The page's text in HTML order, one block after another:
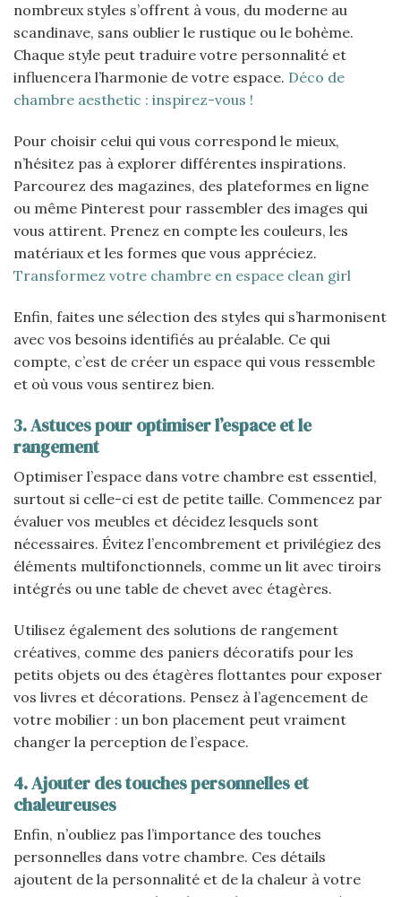
nombreux styles s’offrent à vous, du moderne au
scandinave, sans oublier le rustique ou le bohème.
Chaque style peut traduire votre personnalité et
influencera l’harmonie de votre espace. Déco de
chambre aesthetic : inspirez-vous !
Pour choisir celui qui vous correspond le mieux,
n’hésitez pas à explorer différentes inspirations.
Parcourez des magazines, des plateformes en ligne
ou même Pinterest pour rassembler des images qui
vous attirent. Prenez en compte les couleurs, les
matériaux et les formes que vous appréciez.
Transformez votre chambre en espace clean girl
Enfin, faites une sélection des styles qui s’harmonisent
avec vos besoins identifiés au préalable. Ce qui
compte, c’est de créer un espace qui vous ressemble
et où vous vous sentirez bien.
3. Astuces pour optimiser l’espace et le
rangement
Optimiser l’espace dans votre chambre est essentiel,
surtout si celle-ci est de petite taille. Commencez par
évaluer vos meubles et décidez lesquels sont
nécessaires. Évitez l’encombrement et privilégiez des
éléments multifonctionnels, comme un lit avec tiroirs
intégrés ou une table de chevet avec étagères.
Utilisez également des solutions de rangement
créatives, comme des paniers décoratifs pour les
petits objets ou des étagères flottantes pour exposer
vos livres et décorations. Pensez à l’agencement de
votre mobilier : un bon placement peut vraiment
changer la perception de l’espace.
4. Ajouter des touches personnelles et
chaleureuses
Enfin, n’oubliez pas l’importance des touches
personnelles dans votre chambre. Ces détails
ajoutent de la personnalité et de la chaleur à votre